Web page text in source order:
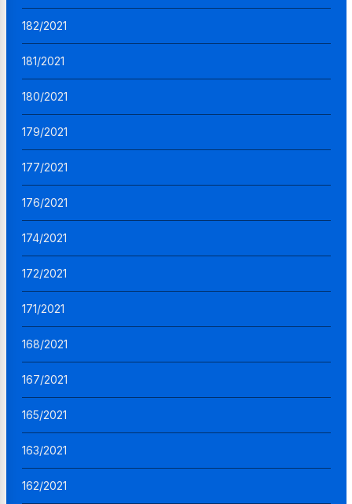
182/2021
181/2021
180/2021
179/2021
177/2021
176/2021
174/2021
172/2021
171/2021
168/2021
167/2021
165/2021
163/2021
162/2021